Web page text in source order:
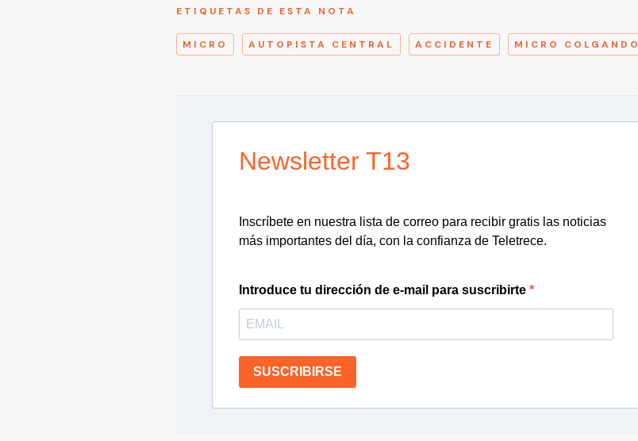
ETIQUETAS DE ESTA NOTA
MICRO AUTOPISTA CENTRAL ACCIDENTE MICRO COLGANDO
Newsletter T13
Inscríbete en nuestra lista de correo para recibir gratis las noticias
más importantes del día, con la confianza de Teletrece.
Introduce tu dirección de e-mail para suscribirte
SUSCRIBIRSE